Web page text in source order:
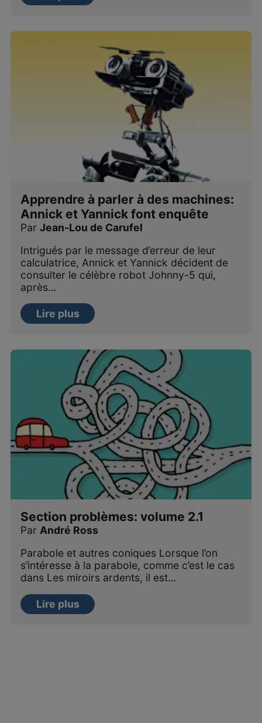
Apprendre à parler à des machines:
Annick et Yannick font enquête
ParJean-Lou de Carufel
Intrigués par le message d’erreur de leur
calculatrice, Annick et Yannick décident de
consulter le célèbre robot Johnny-5 qui,
après…
Lire plus
Section problèmes: volume 2.1
ParAndré Ross
Parabole et autres coniques Lorsque l’on
s’intéresse à la parabole, comme c’est le cas
dans Les miroirs ardents, il est…
Lire plus